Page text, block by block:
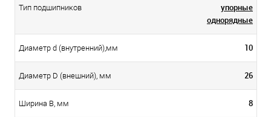
Тип подшипников
упорные
однорядные
Диаметр d (внутренний),мм 10
Диаметр D (внешний), мм 26
Ширина B, мм 8